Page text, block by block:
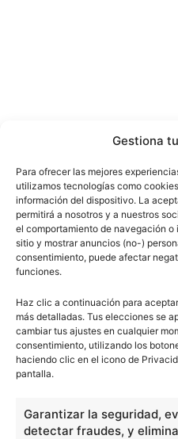
Gestiona
Para ofrecer las mejores
utilizamos tecnologías como
información del dispositivo. La
permitirá a nosotros y a nuestros
el comportamiento de navegación
sitio y mostrar anuncios (no-)
consentimiento, puede afectar
funciones.
Haz clic a continuación para
más detalladas. Tus elecciones se
cambiar tus ajustes en cualquier
consentimiento, utilizando los
haciendo clic en el icono de
pantalla.
Garantizar la seguridad,
detectar fraudes, y